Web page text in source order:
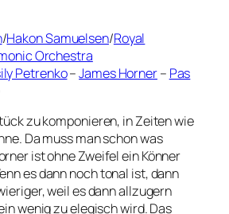
/Hakon Samuelsen/Royal
Orchestra
Petrenko–James Horner– Pas
zu komponieren, in Zeiten wie
Da muss man schon was
ist ohne Zweifel ein Könner
es dann noch tonal ist, dann
weil es dann allzugern
wenig zu elegisch wird. Das